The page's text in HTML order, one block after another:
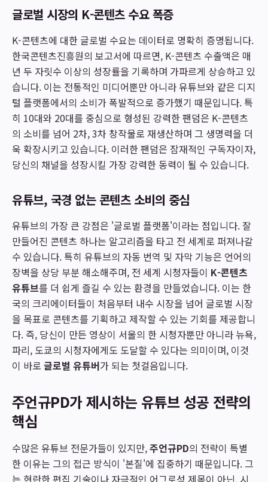
글로벌 시장의 K-콘텐츠 수요 폭증
K-콘텐츠에 대한 글로벌 수요는 데이터로 명확히 증명됩니다.
한국콘텐츠진흥원의 보고서에 따르면, K-콘텐츠 수출액은 매
년 두 자릿수 이상의 성장률을 기록하며 가파르게 상승하고 있
습니다. 이는 전통적인 미디어뿐만 아니라 유튜브와 같은 디지
털 플랫폼에서의 소비가 폭발적으로 증가했기 때문입니다. 특
히 10대와 20대를 중심으로 형성된 강력한 팬덤은 K-콘텐츠
의 소비를 넘어 2차, 3차 창작물로 재생산하며 그 생명력을 더
욱 확장시키고 있습니다. 이러한 팬덤은 잠재적인 구독자이자,
당신의 채널을 성장시킬 가장 강력한 동력이 될 수 있습니다.
유튜브, 국경 없는 콘텐츠 소비의 중심
유튜브의 가장 큰 강점은 '글로벌 플랫폼'이라는 점입니다. 잘
만들어진 콘텐츠 하나는 알고리즘을 타고 전 세계로 퍼져나갈
수 있습니다. 특히 유튜브의 자동 번역 및 자막 기능은 언어의
장벽을 상당 부분 해소해주며, 전 세계 시청자들이 K-콘텐츠
유튜브를 더 쉽게 즐길 수 있는 환경을 만들었습니다. 이는 한
국의 크리에이터들이 처음부터 내수 시장을 넘어 글로벌 시장
을 목표로 콘텐츠를 기획하고 제작할 수 있는 기회를 제공합니
다. 즉, 당신이 만든 영상이 서울의 한 시청자뿐만 아니라 뉴욕,
파리, 도쿄의 시청자에게도 도달할 수 있다는 의미이며, 이것
이 바로 글로벌 유튜버가 되는 첫걸음입니다.
주언규PD가 제시하는 유튜브 성공 전략의
핵심
수많은 유튜브 전문가들이 있지만,주언규PD의 전략이 특별
한 이유는 그의 접근 방식이 '본질'에 집중하기 때문입니다. 그
는 현란한 편집 기술이나 자극적인 어그로성 제목이 아닌, 시